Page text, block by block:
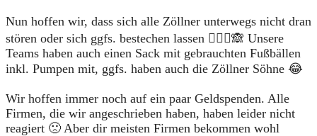
Nun hoffen wir, dass sich alle Zöllner unterwegs nicht dran
stören oder sich ggfs. bestechen lassen 🤷🏼‍♀️🙈 Unsere
Teams haben auch einen Sack mit gebrauchten Fußbällen
inkl. Pumpen mit, ggfs. haben auch die Zöllner Söhne 😂
Wir hoffen immer noch auf ein paar Geldspenden. Alle
Firmen, die wir angeschrieben haben, haben leider nicht
reagiert 🙁 Aber dir meisten Firmen bekommen wohl